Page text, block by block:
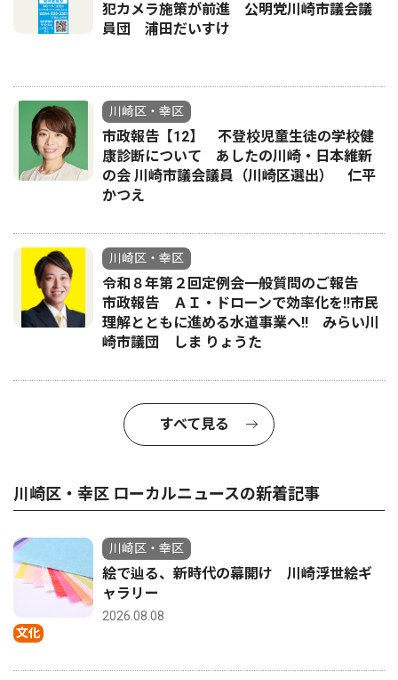
犯カメラ施策が前進 公明党川崎市議会議
員団 浦田だいすけ
川崎区・幸区
市政報告【12】 不登校児童生徒の学校健
康診断について あしたの川崎・日本維新
の会 川崎市議会議員（川崎区選出） 仁平
かつえ
川崎区・幸区
令和８年第２回定例会一般質問のご報告
市政報告 ＡＩ・ドローンで効率化を!!市民
理解とともに進める水道事業へ!! みらい川
崎市議団 しま りょうた
すべて見る
川崎区・幸区 ローカルニュースの新着記事
文化
川崎区・幸区
絵で辿る、新時代の幕開け 川崎浮世絵ギ
ャラリー
2026.08.08